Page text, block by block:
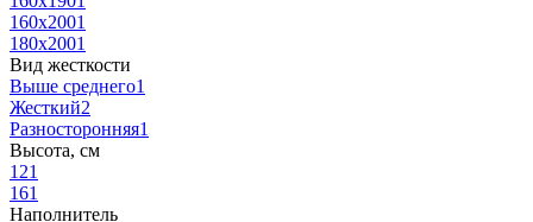
160x2001
180x2001
Вид жесткости
Выше среднего1
Жесткий2
Разносторонняя1
Высота, см
121
161
Наполнитель